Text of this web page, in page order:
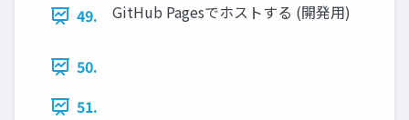
49.
GitHub Pagesでホストする (開発用)
50.
51.